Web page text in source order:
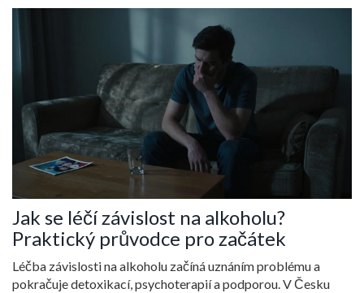
Jak se léčí závislost na alkoholu?
Praktický průvodce pro začátek
Léčba závislosti na alkoholu začíná uznáním problému a
pokračuje detoxikací, psychoterapií a podporou. V Česku